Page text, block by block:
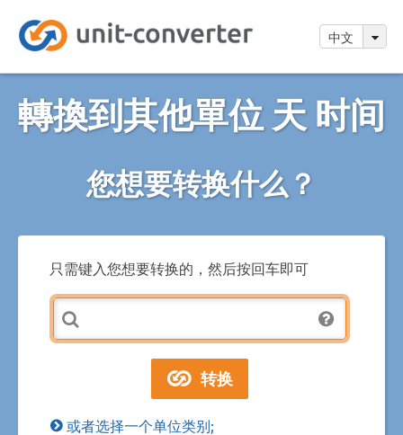
中文
轉換到其他單位 天 时间
您想要转换什么？
只需键入您想要转换的，然后按回车即可
或者选择一个单位类别;